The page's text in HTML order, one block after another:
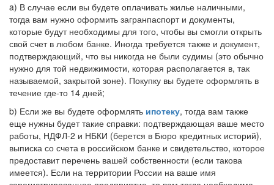
a) В случае если вы будете оплачивать жилье наличными,
тогда вам нужно оформить загранпаспорт и документы,
которые будут необходимы для того, чтобы вы смогли открыть
свой счет в любом банке. Иногда требуется также и документ,
подтверждающий, что вы никогда не были судимы (это обычно
нужно для той недвижимости, которая располагается в, так
называемой, закрытой зоне). Покупку вы будете оформлять в
течение где-то 14 дней;
b) Если же вы будете оформлять ипотеку, тогда вам также
еще нужны будет такие справки: подтверждающая ваше место
работы, НДФЛ-2 и НБКИ (берется в Бюро кредитных историй),
выписка со счета в российском банке и свидетельство, которое
предоставит перечень вашей собственности (если такова
имеется). Если на территории России на ваше имя